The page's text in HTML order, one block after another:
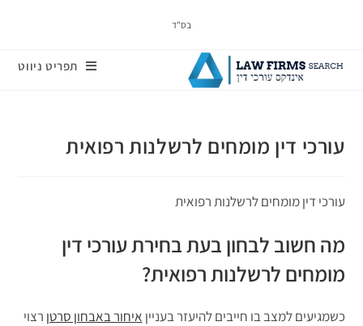
בס"ד
תפריט ניווט
עורכי דין מומחים לרשלנות רפואית
עורכי דין מומחים לרשלנות רפואית
מה חשוב לבחון בעת בחירת עורכי דין
מומחים לרשלנות רפואית?
כשמגיעים למצב בו חייבים להיעזר בעניין איחור באבחון סרטן רצוי